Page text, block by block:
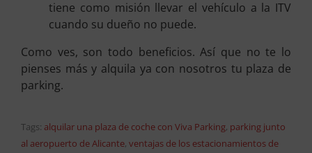
tiene como misión llevar el vehículo a la ITV
cuando su dueño no puede.
Como ves, son todo beneficios. Así que no te lo
pienses más y alquila ya con nosotros tu plaza de
parking.
Tags: alquilar una plaza de coche con Viva Parking, parking junto
al aeropuerto de Alicante, ventajas de los estacionamientos de